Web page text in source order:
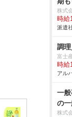
株式
時給
派遣
調
富士
時給
アル
一
の
株式